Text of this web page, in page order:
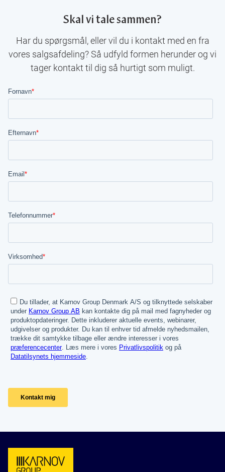
Skal vi tale sammen?
Har du spørgsmål, eller vil du i kontakt med en fra
vores salgsafdeling? Så udfyld formen herunder og vi
tager kontakt til dig så hurtigt som muligt.